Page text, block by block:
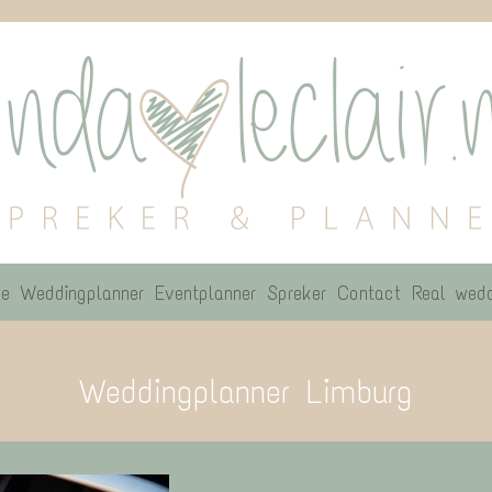
Weddingplanner Eventplanner Spreker Contact Real
Weddingplanner Limburg